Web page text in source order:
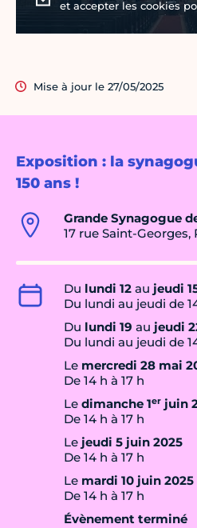
Exposition : la
150 ans !
Grande Synagogue
17 rue Saint-Georges,
Du lundi 12 au jeudi
Du lundi au jeudi de
Du lundi 19 au jeudi
Du lundi au jeudi de
Le mercredi 28 mai
De 14 h à 17 h
Le dimanche 1er juin
De 14 h à 17 h
Le jeudi 5 juin 2025
De 14 h à 17 h
Le mardi 10 juin 2025
De 14 h à 17 h
Évènement terminé
et accepter les cookies
Mise à jour le 27/05/2025